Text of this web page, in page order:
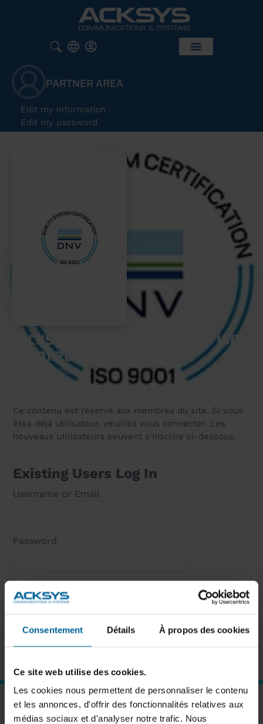
Consentement Détails À propos des cookies
Ce site web utilise des cookies.
Les cookies nous permettent de personnaliser le contenu
et les annonces, d'offrir des fonctionnalités relatives aux
médias sociaux et d'analyser notre trafic. Nous
PARTNER AREA
Edit my information
Edit my password
ACKSYS HAS BEEN GRANTED ISO
9001:2015 CERTIFICATION
15 March 2019
Ce contenu est réservé aux membres du site. Si vous
êtes déjà utilisateur, veuillez vous connecter. Les
nouveaux utilisateurs peuvent s'inscrire ci-dessous.
Existing Users Log In
Username or Email
Password
Remember Me
Forgot password?
Click here to reset
New User?Click here to register
SUBSCRIBE TO OUR NEWSLETTER